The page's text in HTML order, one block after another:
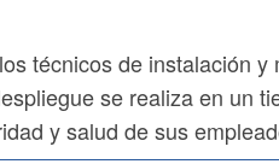
técnicos de instalación
se realiza en un
y salud de sus